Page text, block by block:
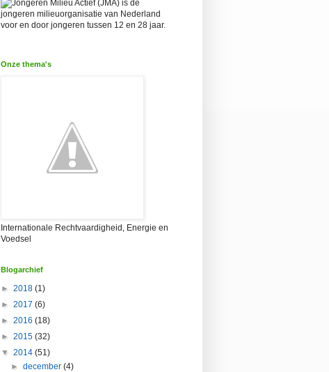
Jongeren Milieu Actief (JMA) is dé
jongeren milieuorganisatie van Nederland
voor en door jongeren tussen 12 en 28 jaar.
Onze thema's
Internationale Rechtvaardigheid, Energie en
Voedsel
Blogarchief
► 2018 (1)
► 2017 (6)
► 2016 (18)
► 2015 (32)
▼ 2014 (51)
►december(4)